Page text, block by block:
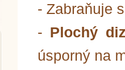
- Zabraňuje
- Plochý
úsporný na